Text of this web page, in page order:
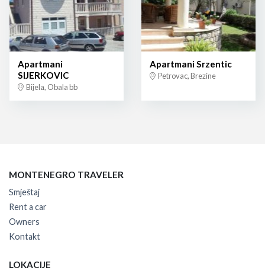
Apartmani
SIJERKOVIC
Bijela, Obala bb
Apartmani Srzentic
Petrovac, Brezine
MONTENEGRO TRAVELER
Smještaj
Rent a car
Owners
Kontakt
LOKACIJE